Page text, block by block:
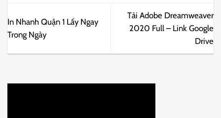
In Nhanh Quận 1 Lấy Ngay
Trong Ngày
Tải Adobe Dreamweaver
2020 Full – Link Google
Drive